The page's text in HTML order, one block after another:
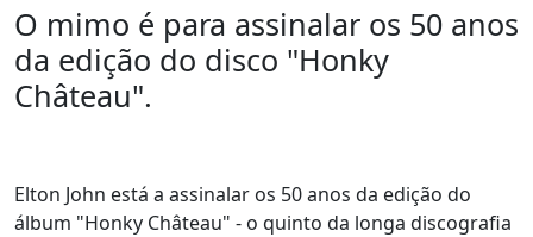
O mimo é para assinalar os 50 anos
da edição do disco "Honky
Château".
Elton John está a assinalar os 50 anos da edição do
álbum "Honky Château" - o quinto da longa discografia